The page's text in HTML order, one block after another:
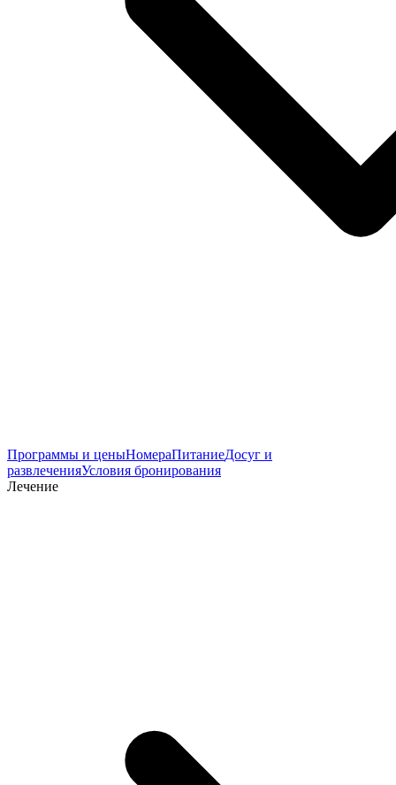
Программы и ценыНомераПитаниеДосуг и
развлеченияУсловия бронирования
Лечение